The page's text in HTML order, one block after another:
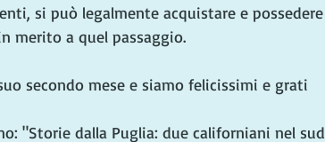
si può legalmente acquistare e possedere
merito a quel passaggio.
secondo mese e siamo felicissimi e grati
"Storie dalla Puglia: due californiani nel sud